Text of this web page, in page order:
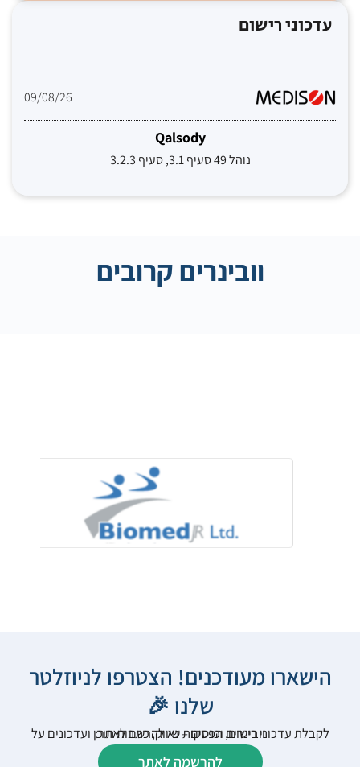
עדכוני רישום
09/08/26
Qalsody
נוהל 49 סעיף 3.1, סעיף 3.2.3
וובינרים קרובים
הישארו מעודכנים! הצטרפו לניוזלטר
שלנו 🎉
לקבלת עדכוני רישום, הפסקות שיווק, כתבות תוכן ועדכונים על וובינרים וכנסים – נא להרשם לאתר:
להרשמה לאתר